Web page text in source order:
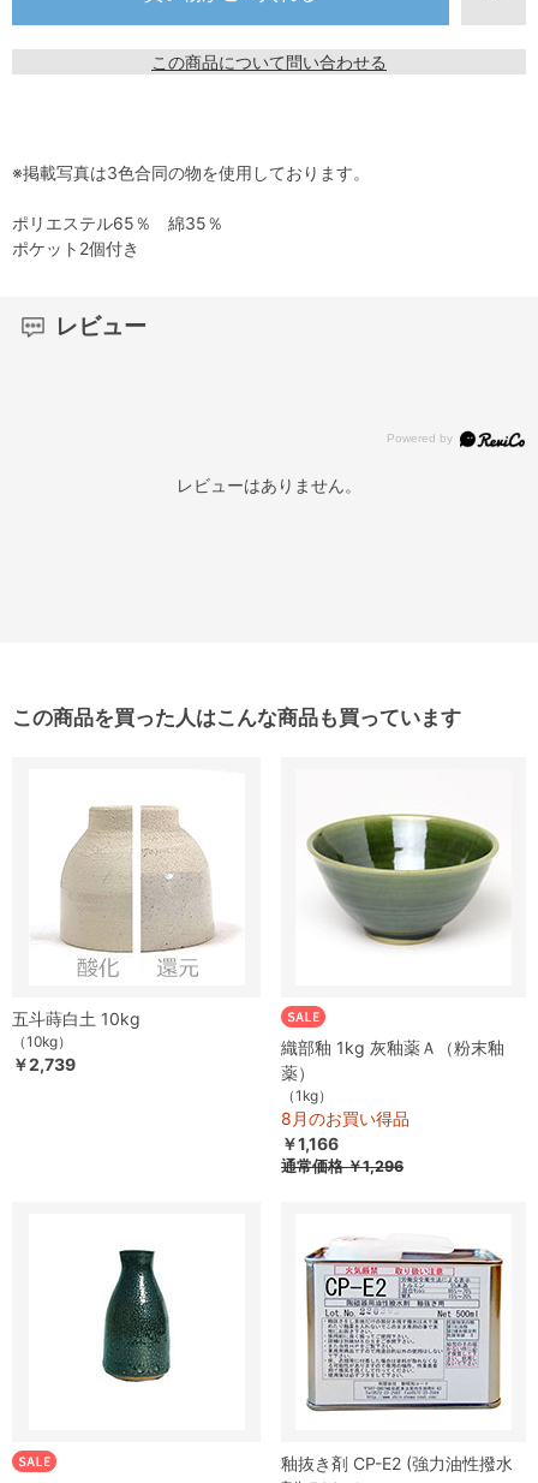
この商品について問い合わせる
※掲載写真は3色合同の物を使用しております。
ポリエステル65％ 綿35％
ポケット2個付き
レビュー
レビューはありません。
この商品を買った人はこんな商品も買っています
五斗蒔白土 10kg
（10kg）
￥2,739
織部釉 1kg 灰釉薬Ａ（粉末釉
薬）
（1kg）
8月のお買い得品
￥1,166
通常価格￥1,296
釉抜き剤 CP-E2 (強力油性撥水